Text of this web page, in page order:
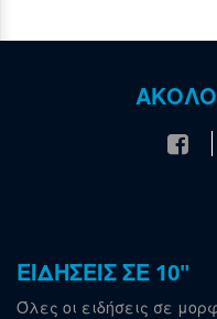
ΕΙΔΗΣΕΙΣ ΣΕ 10"
Όλες οι ειδήσεις σε